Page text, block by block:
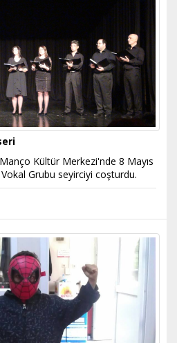
Kültür Merkezi'nde 8 Mayıs
Grubu seyirciyi coşturdu.